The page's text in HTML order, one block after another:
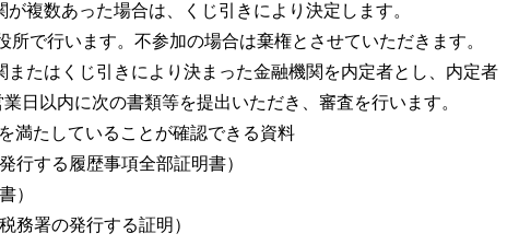
が複数あった場合は、くじ引きにより決定します。
行います。不参加の場合は棄権とさせていただきます。
またはくじ引きにより決まった金融機関を内定者とし、内定者
内に次の書類等を提出いただき、審査を行います。
満たしていることが確認できる資料
行する履歴事項全部証明書）
）
務署の発行する証明）